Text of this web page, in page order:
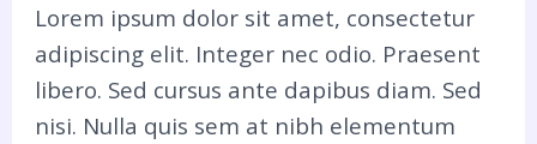
Lorem ipsum dolor sit amet, consectetur
adipiscing elit. Integer nec odio. Praesent
libero. Sed cursus ante dapibus diam. Sed
nisi. Nulla quis sem at nibh elementum